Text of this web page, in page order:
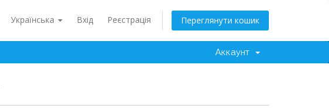
Українська Вхід Реєстрація Переглянути кошик
Аккаунт